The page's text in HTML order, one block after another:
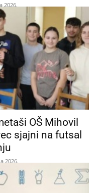
2026.
OŠ Mihovil
sjajni na futsal
2026.